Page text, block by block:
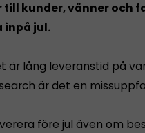
kunder, vänner och
inpå jul.
är lång leveranstid på
är det en
före jul även om